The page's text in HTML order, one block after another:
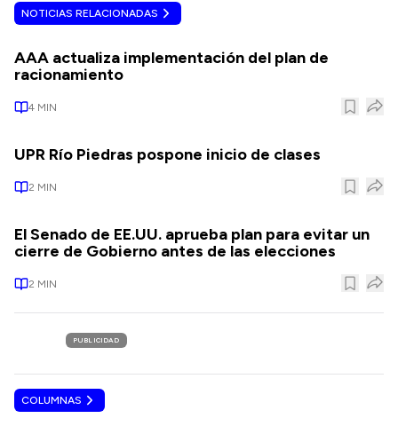
NOTICIAS RELACIONADAS
AAA actualiza implementación del plan de
racionamiento
4 MIN
UPR Río Piedras pospone inicio de clases
2 MIN
El Senado de EE.UU. aprueba plan para evitar un
cierre de Gobierno antes de las elecciones
2 MIN
PUBLICIDAD
COLUMNAS